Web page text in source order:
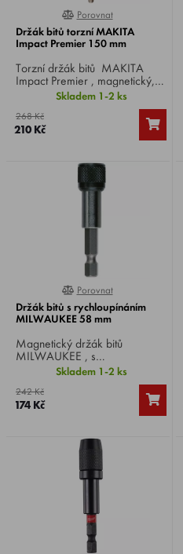
0%
Porovnat
Držák bitů torzní MAKITA
Impact Premier 150 mm
Torzní držák bitů MAKITA
Impact Premier , magnetický,
délka 150 mm, uchycení HEX
Skladem 1-2 ks
268 Kč
210 Kč
0%
Porovnat
Držák bitů s rychloupínáním
MILWAUKEE 58 mm
Magnetický držák bitů
MILWAUKEE , s
rychloupínáním, délka 58
mm, uchycení HEX 1/4".
Skladem 1-2 ks
242 Kč
174 Kč